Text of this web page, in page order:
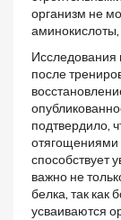
организм не
Исследования
после
подтвердило,
отягощениями
способствует
важно не
белка, так как
усваиваются